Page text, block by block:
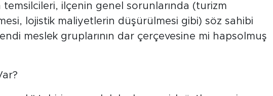
ilçenin genel sorunlarında (turizm
lojistik maliyetlerin düşürülmesi gibi) söz sahibi
meslek gruplarının dar çerçevesine mi hapsolmuş